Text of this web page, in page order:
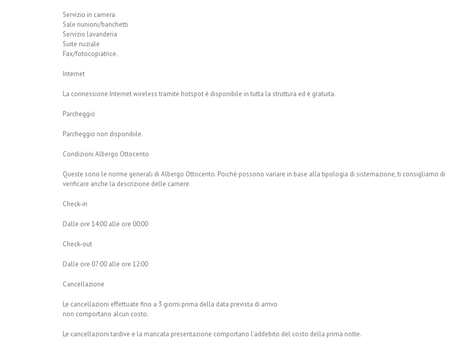
Servizio in camera
Sale riunioni/banchetti
Servizio lavanderia
Suite nuziale
Fax/fotocopiatrice.
Internet
La connessione Internet wireless tramite hotspot è disponibile in tutta la struttura ed è gratuita.
Parcheggio
Parcheggio non disponibile.
Condizioni Albergo Ottocento
Queste sono le norme generali di Albergo Ottocento. Poiché possono variare in base alla tipologia di sistemazione, ti consigliamo di
verificare anche la descrizione delle camere.
Check-in
Dalle ore 14:00 alle ore 00:00
Check-out
Dalle ore 07:00 alle ore 12:00
Cancellazione
Le cancellazioni effettuate fino a 3 giorni prima della data prevista di arrivo
non comportano alcun costo.
Le cancellazioni tardive e la mancata presentazione comportano l’addebito del costo della prima notte.